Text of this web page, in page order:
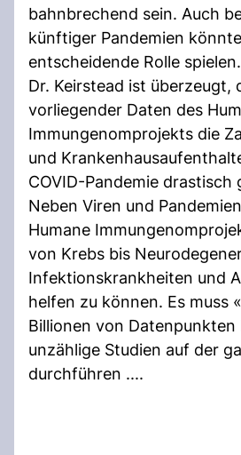
bahnbrechend sein. Auch
künftiger Pandemien
entscheidende Rolle spielen.
Dr. Keirstead ist überzeugt,
vorliegender Daten des
Immungenomprojekts die
und
COVID-Pandemie drastisch
Neben Viren und
Humane
von Krebs bis
Infektionskrankheiten und
helfen zu können. Es muss
Billionen von
unzählige Studien auf der
durchführen ....